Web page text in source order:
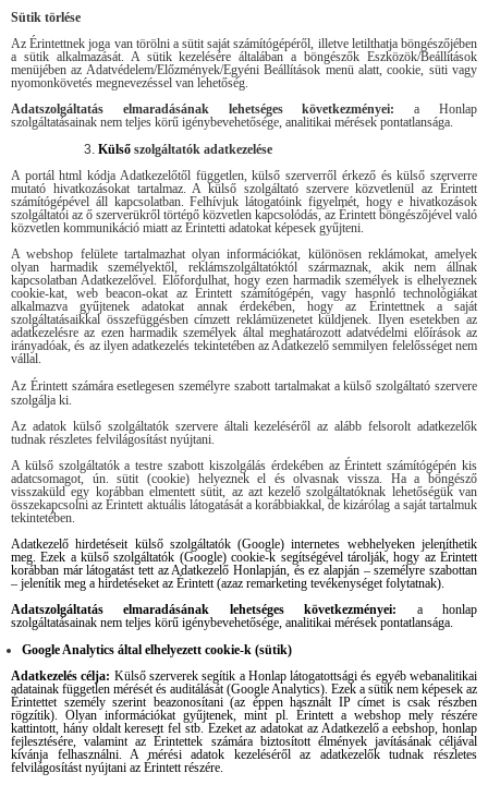
Sütik törlése
Az Érintettnek joga van törölni a sütit saját számítógépéről, illetve letilthatja böngészőjében
a sütik alkalmazását. A sütik kezelésére általában a böngészők Eszközök/Beállítások
menüjében az Adatvédelem/Előzmények/Egyéni Beállítások menü alatt, cookie, süti vagy
nyomonkövetés megnevezéssel van lehetőség.
Adatszolgáltatás elmaradásának lehetséges következményei:
a Honlap
szolgáltatásainak nem teljes körű igénybevehetősége, analitikai mérések pontatlansága.
Külső szolgáltatók adatkezelése
A portál html kódja Adatkezelőtől független, külső szerverről érkező és külső szerverre
mutató hivatkozásokat tartalmaz. A külső szolgáltató szervere közvetlenül az Érintett
számítógépével áll kapcsolatban. Felhívjuk látogatóink figyelmét, hogy e hivatkozások
szolgáltatói az ő szerverükről történő közvetlen kapcsolódás, az Érintett böngészőjével való
közvetlen kommunikáció miatt az Érintetti adatokat képesek gyűjteni.
A webshop felülete tartalmazhat olyan információkat, különösen reklámokat, amelyek
olyan harmadik személyektől, reklámszolgáltatóktól származnak, akik nem állnak
kapcsolatban Adatkezelővel. Előfordulhat, hogy ezen harmadik személyek is elhelyeznek
cookie-kat, web beacon-okat az Érintett számítógépén, vagy hasonló technológiákat
alkalmazva gyűjtenek adatokat annak érdekében, hogy az Érintettnek a saját
szolgáltatásaikkal összefüggésben címzett reklámüzenetet küldjenek. Ilyen esetekben az
adatkezelésre az ezen harmadik személyek által meghatározott adatvédelmi előírások az
irányadóak, és az ilyen adatkezelés tekintetében az Adatkezelő semmilyen felelősséget nem
vállal.
Az Érintett számára esetlegesen személyre szabott tartalmakat a külső szolgáltató szervere
szolgálja ki.
Az adatok külső szolgáltatók szervere általi kezeléséről az alább felsorolt adatkezelők
tudnak részletes felvilágosítást nyújtani.
A külső szolgáltatók a testre szabott kiszolgálás érdekében az Érintett számítógépén kis
adatcsomagot, ún. sütit (cookie) helyeznek el és olvasnak vissza. Ha a böngésző
visszaküld egy korábban elmentett sütit, az azt kezelő szolgáltatóknak lehetőségük van
összekapcsolni az Érintett aktuális látogatását a korábbiakkal, de kizárólag a saját tartalmuk
tekintetében.
Adatkezelő hirdetéseit külső szolgáltatók (Google) internetes webhelyeken jeleníthetik
meg. Ezek a külső szolgáltatók (Google) cookie-k segítségével tárolják, hogy az Érintett
korábban már látogatást tett az Adatkezelő Honlapján, és ez alapján – személyre szabottan
– jelenítik meg a hirdetéseket az Érintett (azaz remarketing tevékenységet folytatnak).
Adatszolgáltatás elmaradásának lehetséges következményei: a honlap
szolgáltatásainak nem teljes körű igénybevehetősége, analitikai mérések pontatlansága.
Google Analytics által elhelyezett cookie-k (sütik)
Adatkezelés célja: Külső szerverek segítik a Honlap látogatottsági és egyéb webanalitikai
adatainak független mérését és auditálását (Google Analytics). Ezek a sütik nem képesek az
Érintettet személy szerint beazonosítani (az éppen használt IP címet is csak részben
rögzítik). Olyan információkat gyűjtenek, mint pl. Érintett a webshop mely részére
kattintott, hány oldalt keresett fel stb. Ezeket az adatokat az Adatkezelő a eebshop, honlap
fejlesztésére, valamint az Érintettek számára biztosított élmények javításának céljával
kívánja felhasználni. A mérési adatok kezeléséről az adatkezelők tudnak részletes
felvilágosítást nyújtani az Érintett részére.